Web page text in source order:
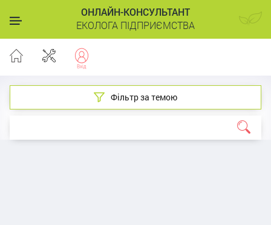
ОНЛАЙН-КОНСУЛЬТАНТ
ЕКОЛОГА ПІДПРИЄМСТВА
Фільтр за темою